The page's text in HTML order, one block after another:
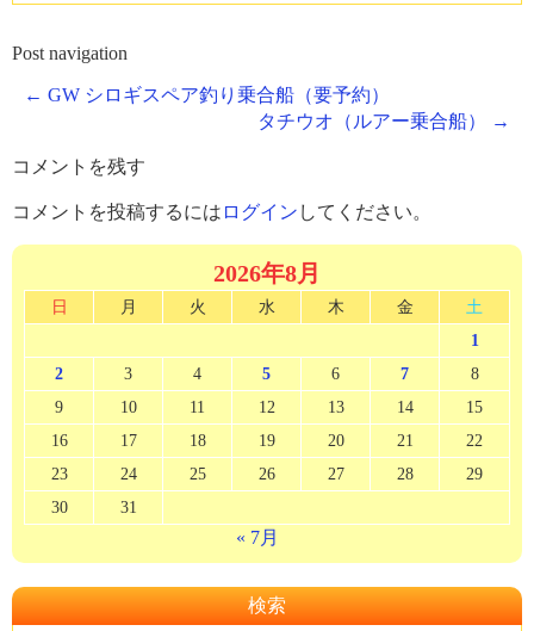
Post navigation
← GW シロギスペア釣り乗合船（要予約）
タチウオ（ルアー乗合船）
→
コメントを残す
コメントを投稿するには ログイン してください。
2026年8月
日 月 火 水 木 金
土
1
2
3 4 5 6 7
8
9
10 11 12 13 14
15
16
17 18 19 20 21
22
23
24 25 26 27 28
29
30
31
« 7月
検索